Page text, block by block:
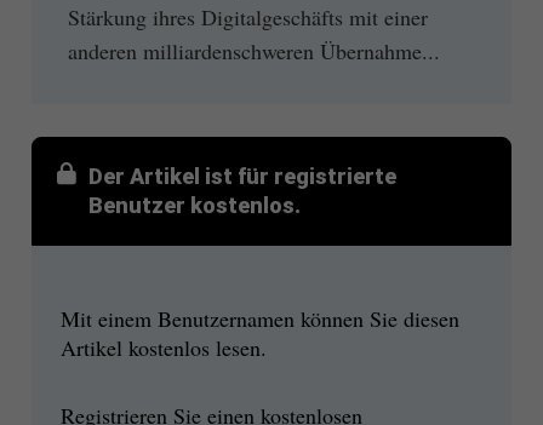
Stärkung ihres Digitalgeschäfts mit einer
anderen milliardenschweren Übernahme...
Der Artikel ist für registrierte
Benutzer kostenlos.
Mit einem Benutzernamen können Sie diesen
Artikel kostenlos lesen.
Registrieren Sie einen kostenlosen